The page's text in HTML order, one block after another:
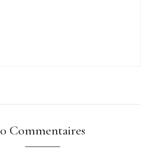
0 Commentaires